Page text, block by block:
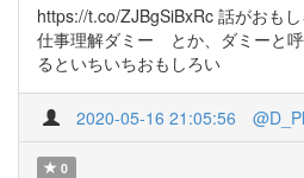
https://t.co/ZJBgSiBxRc 話がおも
仕事理解ダミー とか、ダミーと
るといちいちおもしろい
2020-05-16 21:05:56
0